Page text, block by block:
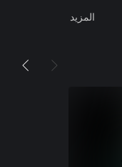
المزيد